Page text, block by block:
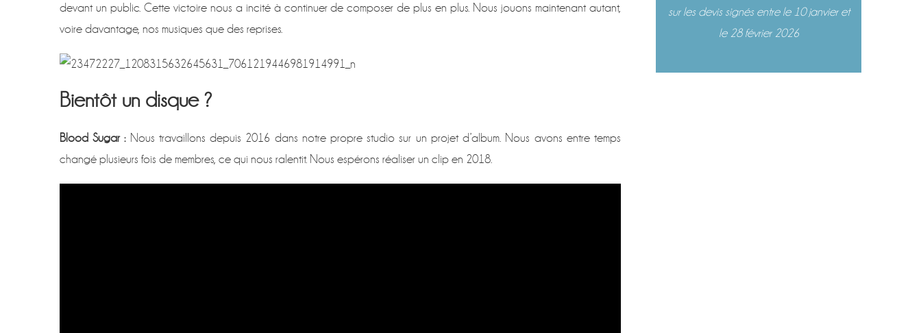
devant un public. Cette victoire nous a incité à continuer de composer de plus en plus. Nous jouons maintenant autant,
voire davantage, nos musiques que des reprises.
Bientôt un disque ?
Blood Sugar : Nous travaillons depuis 2016 dans notre propre studio sur un projet d’album. Nous avons entre temps
changé plusieurs fois de membres, ce qui nous ralentit. Nous espérons réaliser un clip en 2018.
sur les devis signés entre le 10 janvier et
le 28 février 2026